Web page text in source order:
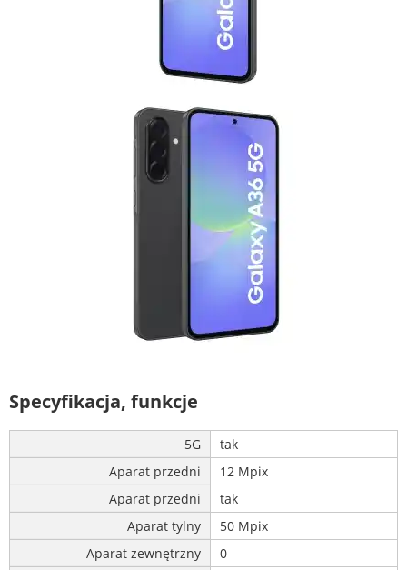
Specyfikacja, funkcje
5G
tak
Aparat przedni
12 Mpix
Aparat przedni
tak
Aparat tylny
50 Mpix
Aparat zewnętrzny
0